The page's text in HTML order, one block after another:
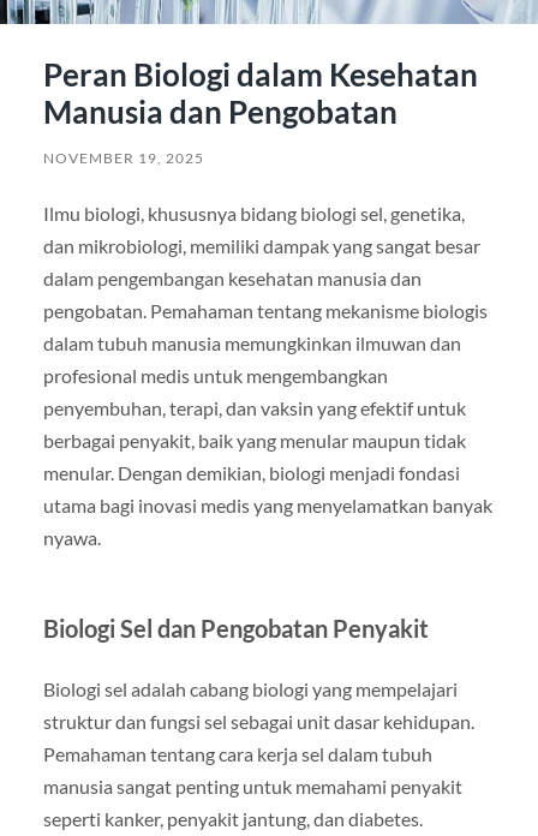
Peran Biologi dalam Kesehatan
Manusia dan Pengobatan
NOVEMBER 19, 2025
Ilmu biologi, khususnya bidang biologi sel, genetika,
dan mikrobiologi, memiliki dampak yang sangat besar
dalam pengembangan kesehatan manusia dan
pengobatan. Pemahaman tentang mekanisme biologis
dalam tubuh manusia memungkinkan ilmuwan dan
profesional medis untuk mengembangkan
penyembuhan, terapi, dan vaksin yang efektif untuk
berbagai penyakit, baik yang menular maupun tidak
menular. Dengan demikian, biologi menjadi fondasi
utama bagi inovasi medis yang menyelamatkan banyak
nyawa.
Biologi Sel dan Pengobatan Penyakit
Biologi sel adalah cabang biologi yang mempelajari
struktur dan fungsi sel sebagai unit dasar kehidupan.
Pemahaman tentang cara kerja sel dalam tubuh
manusia sangat penting untuk memahami penyakit
seperti kanker, penyakit jantung, dan diabetes.